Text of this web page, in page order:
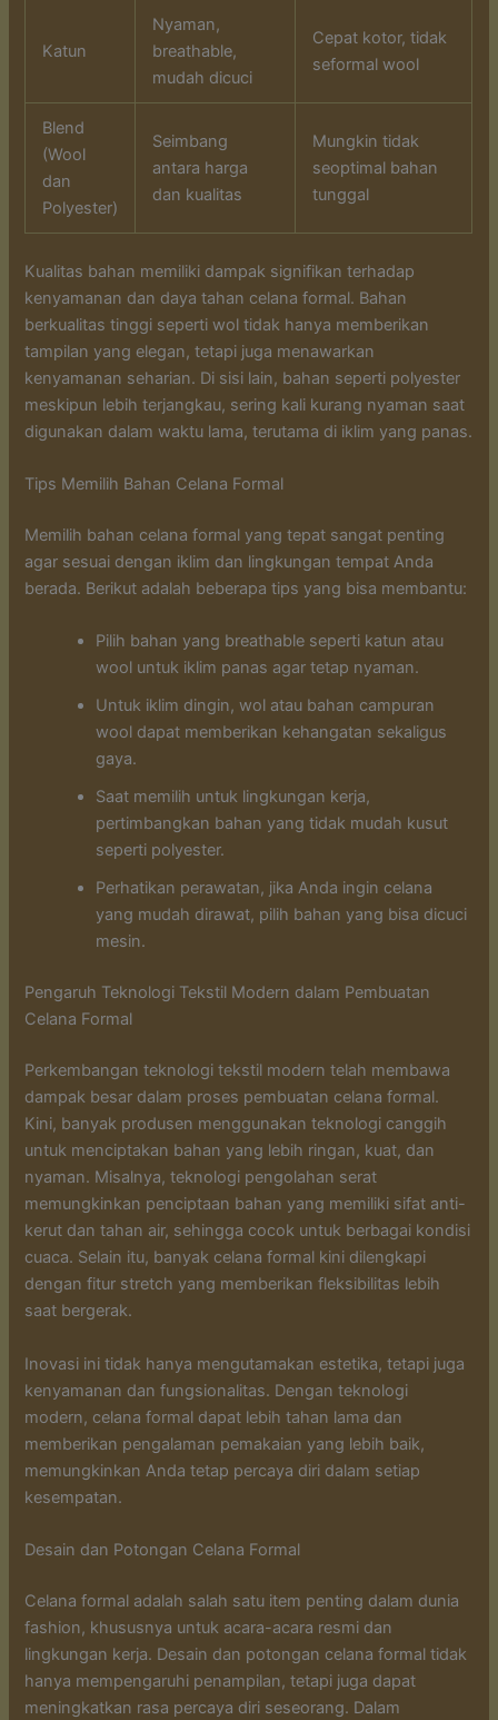
Katun
Nyaman,
breathable,
mudah dicuci
Cepat kotor, tidak
seformal wool
Blend
(Wool
dan
Polyester)
Seimbang
antara harga
dan kualitas
Mungkin tidak
seoptimal bahan
tunggal
Kualitas bahan memiliki dampak signifikan terhadap
kenyamanan dan daya tahan celana formal. Bahan
berkualitas tinggi seperti wol tidak hanya memberikan
tampilan yang elegan, tetapi juga menawarkan
kenyamanan seharian. Di sisi lain, bahan seperti polyester
meskipun lebih terjangkau, sering kali kurang nyaman saat
digunakan dalam waktu lama, terutama di iklim yang panas.
Tips Memilih Bahan Celana Formal
Memilih bahan celana formal yang tepat sangat penting
agar sesuai dengan iklim dan lingkungan tempat Anda
berada. Berikut adalah beberapa tips yang bisa membantu:
Pilih bahan yang breathable seperti katun atau
wool untuk iklim panas agar tetap nyaman.
Untuk iklim dingin, wol atau bahan campuran
wool dapat memberikan kehangatan sekaligus
gaya.
Saat memilih untuk lingkungan kerja,
pertimbangkan bahan yang tidak mudah kusut
seperti polyester.
Perhatikan perawatan, jika Anda ingin celana
yang mudah dirawat, pilih bahan yang bisa dicuci
mesin.
Pengaruh Teknologi Tekstil Modern dalam Pembuatan
Celana Formal
Perkembangan teknologi tekstil modern telah membawa
dampak besar dalam proses pembuatan celana formal.
Kini, banyak produsen menggunakan teknologi canggih
untuk menciptakan bahan yang lebih ringan, kuat, dan
nyaman. Misalnya, teknologi pengolahan serat
memungkinkan penciptaan bahan yang memiliki sifat anti-
kerut dan tahan air, sehingga cocok untuk berbagai kondisi
cuaca. Selain itu, banyak celana formal kini dilengkapi
dengan fitur stretch yang memberikan fleksibilitas lebih
saat bergerak.
Inovasi ini tidak hanya mengutamakan estetika, tetapi juga
kenyamanan dan fungsionalitas. Dengan teknologi
modern, celana formal dapat lebih tahan lama dan
memberikan pengalaman pemakaian yang lebih baik,
memungkinkan Anda tetap percaya diri dalam setiap
kesempatan.
Desain dan Potongan Celana Formal
Celana formal adalah salah satu item penting dalam dunia
fashion, khususnya untuk acara-acara resmi dan
lingkungan kerja. Desain dan potongan celana formal tidak
hanya mempengaruhi penampilan, tetapi juga dapat
meningkatkan rasa percaya diri seseorang. Dalam